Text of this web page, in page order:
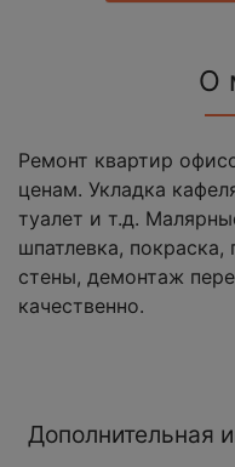
О
Ремонт квартир
ценам. Укладка
туалет и т.д.
шпатлевка,
стены, демонтаж
качественно.
Дополнительная